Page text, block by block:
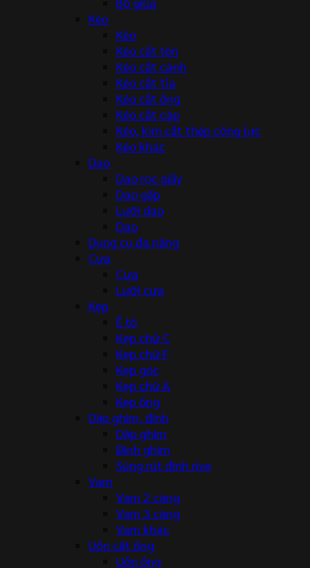
Kéo
Kéo
Kéo cắt tôn
Kéo cắt cành
Kéo cắt tỉa
Kéo cắt ống
Kéo cắt cáp
Kéo, kìm cắt thép cộng lực
Kéo khác
Dao
Dao rọc giấy
Dao gấp
Lưỡi dao
Dao
Dụng cụ đa năng
Cưa
Cưa
Lưỡi cưa
Kẹp
Ê tô
Kẹp chữ C
Kẹp chữ F
Kẹp góc
Kẹp chữ A
Kẹp ống
Dập ghim, đinh
Dập ghim
Đinh ghim
Súng rút đinh rive
Vam
Vam 2 càng
Vam 3 càng
Vam khác
Uốn cắt ống
Uốn ống